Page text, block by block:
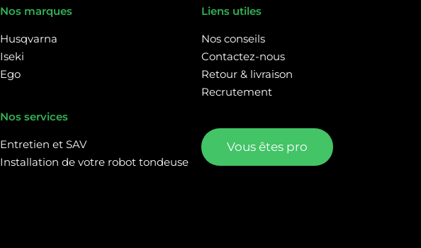
Nos marques
Husqvarna
Iseki
Ego
Nos services
Entretien et SAV
Installation de votre robot tondeuse
Liens utiles
Nos conseils
Contactez-nous
Retour & livraison
Recrutement
Vous êtes pro